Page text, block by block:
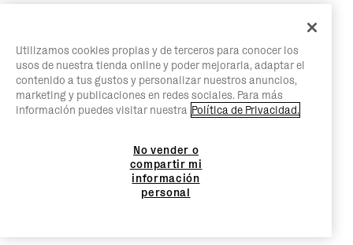
Utilizamos cookies propias y de terceros para conocer los
usos de nuestra tienda online y poder mejorarla, adaptar el
contenido a tus gustos y personalizar nuestros anuncios,
marketing y publicaciones en redes sociales. Para más
información puedes visitar nuestra Política de Privacidad.
No vender o
compartir mi
información
personal